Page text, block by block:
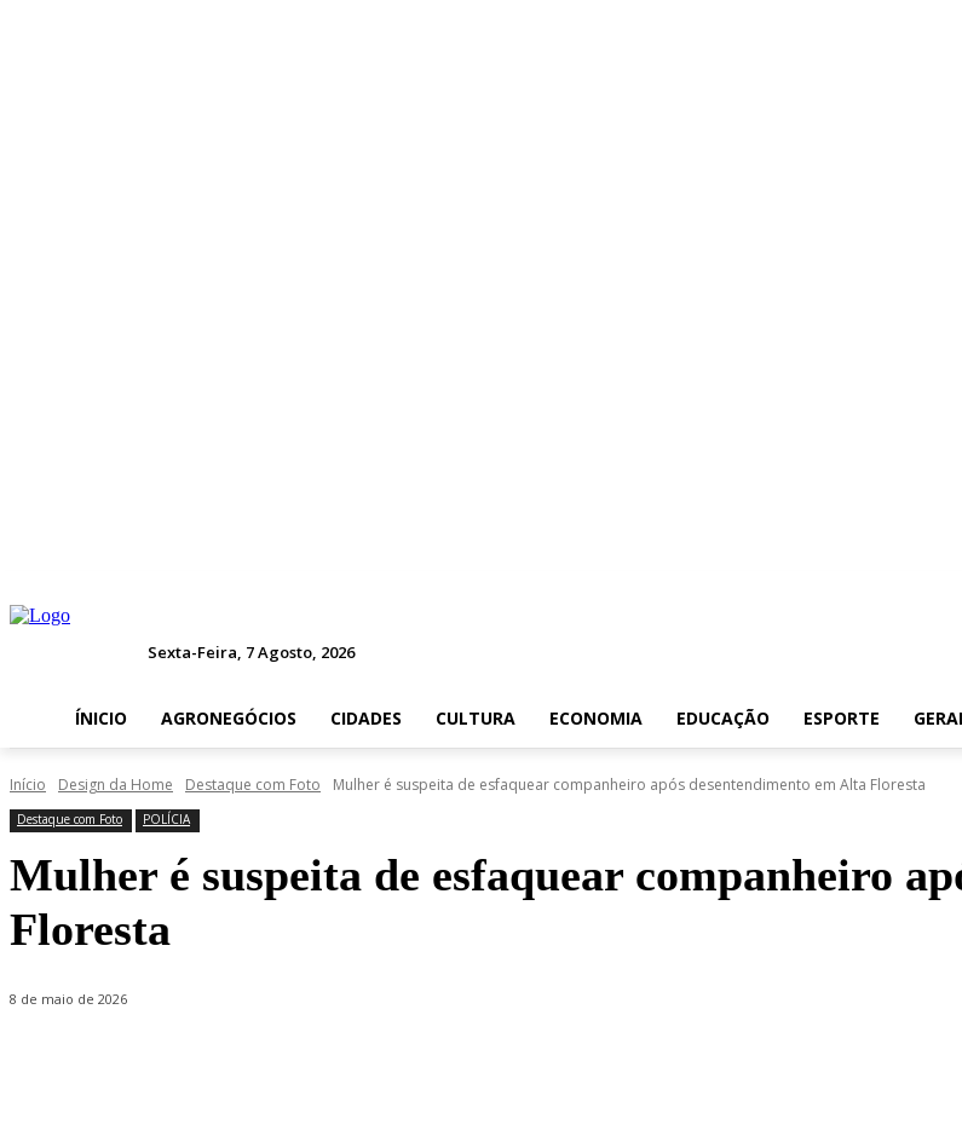
Sexta-Feira, 7 Agosto, 2026
ÍNICIO AGRONEGÓCIOS CIDADES CULTURA ECONOMIA EDUCAÇÃO ESPORTE
Início Design da Home Destaque com Foto Mulher é suspeita de esfaquear companheiro após desentendimento em Alta Floresta
Destaque com Foto POLÍCIA
Mulher é suspeita de esfaquear companheiro
Floresta
8 de maio de 2026